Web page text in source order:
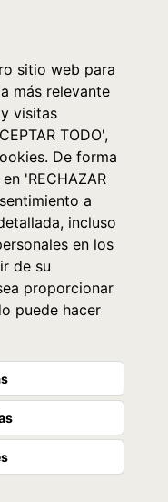
sitio web para
más relevante
visitas
TODO',
De forma
'RECHAZAR
a
incluso
en los
de su
proporcionar
puede hacer